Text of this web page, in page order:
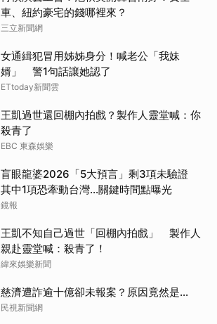
車、紐約豪宅的錢哪裡來？
三立新聞網
女通緝犯冒用姊姊身分！喊老公「我妹
婿」 警1句話讓她認了
ETtoday新聞雲
王凱過世還回棚內拍戲？製作人靈堂喊：你
殺青了
EBC 東森娛樂
盲眼龍婆2026「5大預言」剩3項未驗證
其中1項恐牽動台灣...關鍵時間點曝光
鏡報
王凱不知自己過世「回棚內拍戲」 製作人
親赴靈堂喊：殺青了！
緯來娛樂新聞
慈濟遭詐逾十億卻未報案？原因竟然是...
民視新聞網